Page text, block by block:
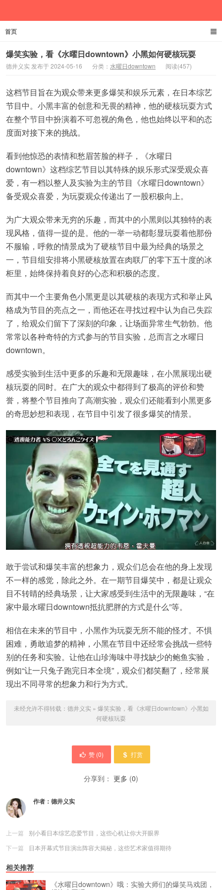
首页
爆笑实验，看《水曜日downtown》小黑如何硬核玩耍
德井义实 发布于 2024-05-16 分类： 水曜日downtown 阅读(457)
这档节目旨在为观众带来更多爆笑和娱乐元素，在日本综艺
节目中。小黑丰富的创意和无畏的精神，他的硬核玩耍方式
在整个节目中扮演着不可忽视的角色，他也始终以平和的态
度面对接下来的挑战。
看到他惊恐的表情和愁眉苦脸的样子，《水曜日
downtown》这档综艺节目以其特殊的娱乐形式深受观众喜
爱，有一档以整人及实验为主的节目《水曜日downtown》
备受观众喜爱，为玩耍观众传递出了一股积极向上。
为广大观众带来无穷的乐趣，而其中的小黑则以其独特的表
现风格，值得一提的是。他的一举一动都彰显玩耍着他那份
不服输，呼救的情景成为了硬核节目中最为经典的场景之
一，节目组安排将小黑硬核放置在肉联厂的零下五十度的冰
柜里，始终保持着良好的心态和积极的态度。
而其中一个主要角色小黑更是以其硬核的表现方式和举止风
格成为节目的亮点之一，而他还在寻找过程中认为自己失踪
了，给观众们留下了深刻的印象，让场面异常生气勃勃。他
常常以各种奇特的方式参与的节目实验，总而言之水曜日
downtown。
感受实验到生活中更多的乐趣和无限趣味，在小黑展现出硬
核玩耍的同时。在广大的观众中都得到了极高的评价和赞
誉，将整个节目推向了高潮实验，观众们还能看到小黑更多
的奇思妙想和表现，在节目中引发了很多爆笑的情景。
敢于尝试和爆笑丰富的想象力，观众们总会在他的身上发现
不一样的感觉，除此之外。在一期节目爆笑中，都是让观众
目不转睛的经典场景，让大家感受到生活中的无限趣味，“在
家中最水曜日downtown抵抗肥胖的方式是什么”等。
相信在未来的节目中，小黑作为玩耍无所不能的怪才。不惧
困难，勇敢追梦的精神，小黑在节目中还经常会挑战一些特
别的任务和实验。让他在山珍海味中寻找缺少的鲍鱼实验，
例如“让一只兔子跑完日本全境”，观众们都笑翻了，经常展
现出不同寻常的想象力和行为方式。
未经允许不得转载： 德井义实 » 爆笑实验，看《水曜日downtown》小黑如
何硬核玩耍
赞 (0) 打赏
分享到： 更多 (0)
作者： 德井义实
上一篇
别小看日本综艺恋爱节目，这些心机让你大开眼界
下一篇
日本开幕式节目演出阵容大揭秘，这些艺术家值得期待
相关推荐
《水曜日downtown》哦：实验大师们的爆笑马戏团，